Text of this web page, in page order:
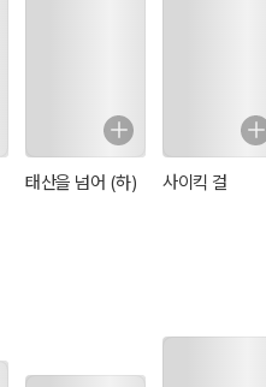
태산을 넘어 (하) 사이킥 걸